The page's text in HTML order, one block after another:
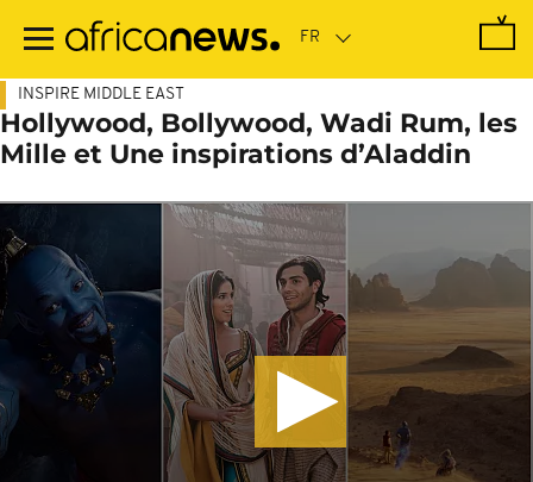
contenu
INSPIRE MIDDLE EAST
Hollywood, Bollywood, Wadi Rum, les
Mille et Une inspirations d’Aladdin